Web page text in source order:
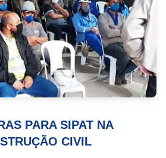
PARA SIPAT NA
CIVIL